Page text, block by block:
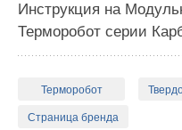
Инструкция на
Терморобот серии
Терморобот
Страница бренда